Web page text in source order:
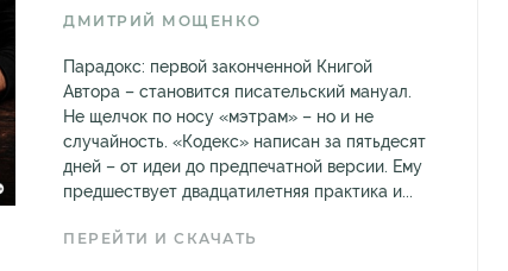
ДМИТРИЙ МОЩЕНКО
Парадокс: первой законченной Книгой
Автора – становится писательский мануал.
Не щелчок по носу «мэтрам» – но и не
случайность. «Кодекс» написан за пятьдесят
дней – от идеи до предпечатной версии. Ему
предшествует двадцатилетняя практика и...
ПЕРЕЙТИ И СКАЧАТЬ